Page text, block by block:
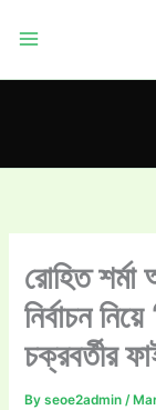
রোহিত শর্মা
নির্বাচন
চক্রবর্তীর
Byseoe2admin/